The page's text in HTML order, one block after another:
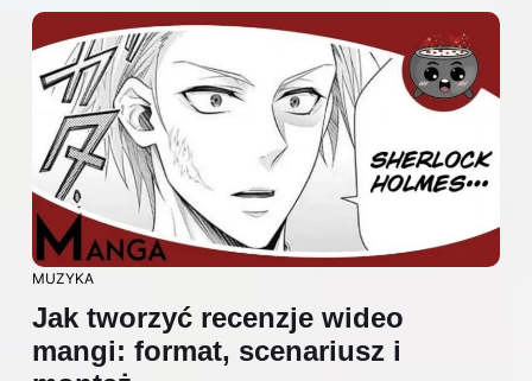
MUZYKA
Jak tworzyć recenzje wideo
mangi: format, scenariusz i